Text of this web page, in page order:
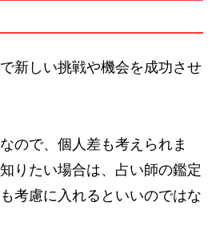
新しい挑戦や機会を成功させ
ので、個人差も考えられま
りたい場合は、占い師の鑑定
考慮に入れるといいのではな